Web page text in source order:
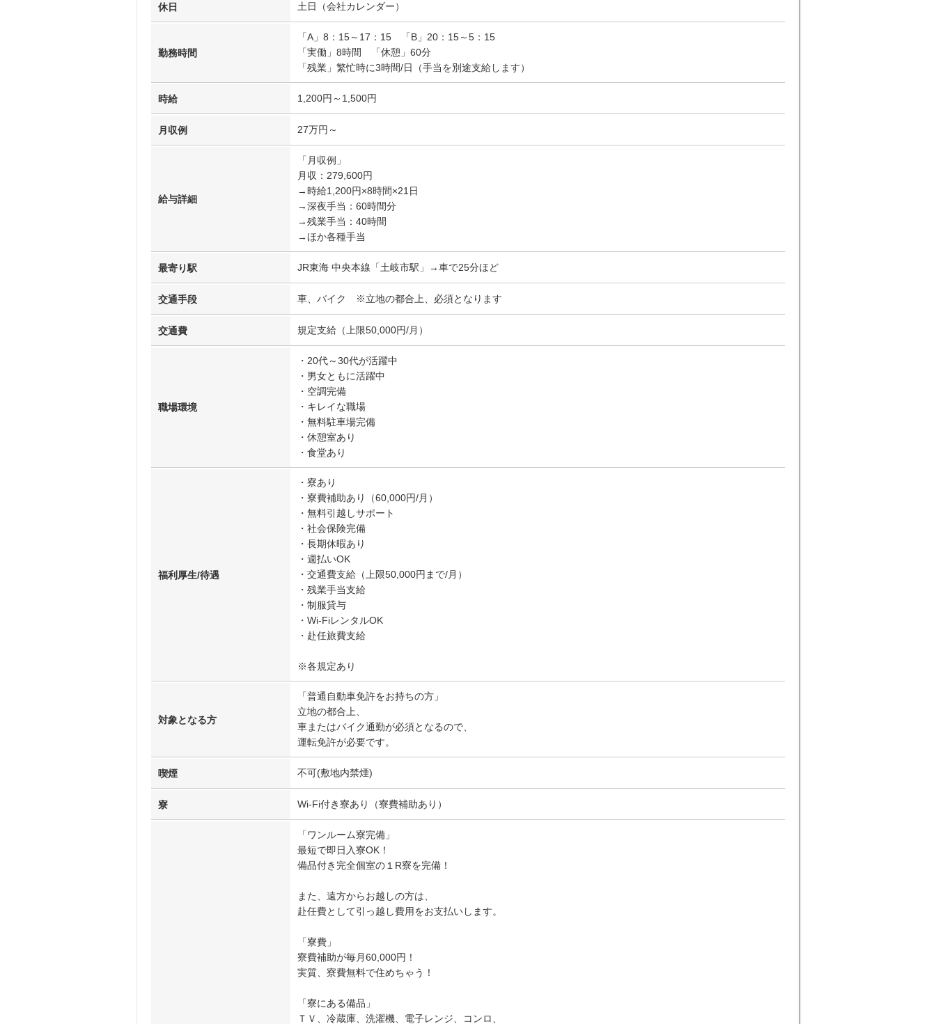
休日 土日（会社カレンダー）
勤務時間
「A」8：15～17：15 「B」20：15～5：15
「実働」8時間 「休憩」60分
「残業」繁忙時に3時間/日（手当を別途支給します）
時給 1,200円～1,500円
月収例 27万円～
給与詳細
「月収例」
月収：279,600円
→時給1,200円×8時間×21日
→深夜手当：60時間分
→残業手当：40時間
→ほか各種手当
最寄り駅 JR東海 中央本線「土岐市駅」→車で25分ほど
交通手段 車、バイク ※立地の都合上、必須となります
交通費 規定支給（上限50,000円/月）
職場環境
・20代～30代が活躍中
・男女ともに活躍中
・空調完備
・キレイな職場
・無料駐車場完備
・休憩室あり
・食堂あり
福利厚生/待遇
・寮あり
・寮費補助あり（60,000円/月）
・無料引越しサポート
・社会保険完備
・長期休暇あり
・週払いOK
・交通費支給（上限50,000円まで/月）
・残業手当支給
・制服貸与
・Wi-FiレンタルOK
・赴任旅費支給
※各規定あり
対象となる方
「普通自動車免許をお持ちの方」
立地の都合上、
車またはバイク通勤が必須となるので、
運転免許が必要です。
喫煙 不可(敷地内禁煙)
寮 Wi-Fi付き寮あり（寮費補助あり）
「ワンルーム寮完備」
最短で即日入寮OK！
備品付き完全個室の１R寮を完備！
また、遠方からお越しの方は、
赴任費として引っ越し費用をお支払いします。
「寮費」
寮費補助が毎月60,000円！
実質、寮費無料で住めちゃう！
「寮にある備品」
ＴＶ、冷蔵庫、洗濯機、電子レンジ、コンロ、